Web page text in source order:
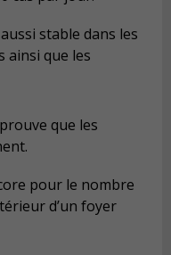
stable dans les
ainsi que les
que les
pour le nombre
d’un foyer